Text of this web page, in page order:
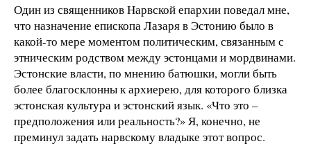
Один из священников Нарвской епархии поведал мне,
что назначение епископа Лазаря в Эстонию было в
какой-то мере моментом политическим, связанным с
этническим родством между эстонцами и мордвинами.
Эстонские власти, по мнению батюшки, могли быть
более благосклонны к архиерею, для которого близка
эстонская культура и эстонский язык. «Что это –
предположения или реальность?» Я, конечно, не
преминул задать нарвскому владыке этот вопрос.